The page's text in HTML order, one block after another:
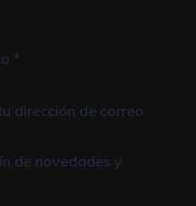
*
dirección de correo
de novedades y